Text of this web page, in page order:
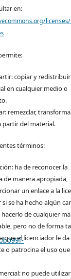
en:
copiar y
en cualquier medio o
remezclar,
partir del material.
términos:
ha de reconocer la
de manera apropiada,
un enlace a la
si se ha hecho algún
hacerlo de cualquier
pero no de forma
que el licenciador le da
o patrocina el uso que
no puede